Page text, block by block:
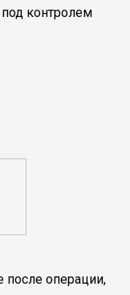
контролем
после операции,